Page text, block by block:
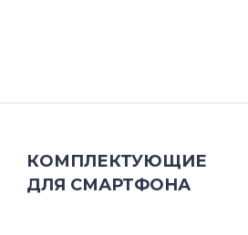
КОМПЛЕКТУЮЩИЕ
ДЛЯ СМАРТФОНА